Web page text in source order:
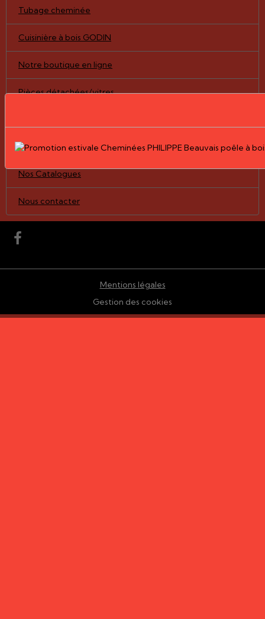
Tubage cheminée
Cuisinière à bois GODIN
Notre boutique en ligne
Pièces détachées/vitres
Le Groupe PHILIPPE
Nos Catalogues
Nous contacter
Mentions légales
Gestion des cookies